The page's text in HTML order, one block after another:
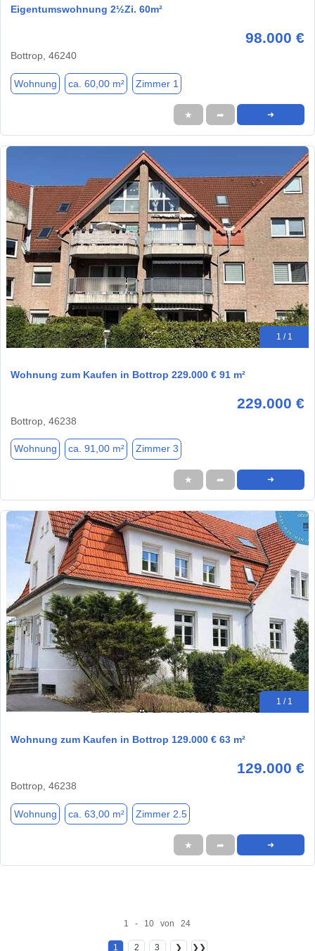
Eigentumswohnung 2½Zi. 60m²
98.000 €
Bottrop, 46240
Wohnung ca. 60,00 m² Zimmer 1
★ ➦ ➜
1 / 1
Wohnung zum Kaufen in Bottrop 229.000 € 91 m²
229.000 €
Bottrop, 46238
Wohnung ca. 91,00 m² Zimmer 3
★ ➦ ➜
1 / 1
Wohnung zum Kaufen in Bottrop 129.000 € 63 m²
129.000 €
Bottrop, 46238
Wohnung ca. 63,00 m² Zimmer 2.5
★ ➦ ➜
1 - 10 von 24
1 2 3 ❯ ❯❯